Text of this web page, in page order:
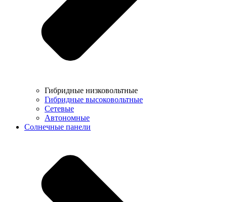
Гибридные низковольтные
Гибридные высоковольтные
Сетевые
Автономные
Солнечные панели